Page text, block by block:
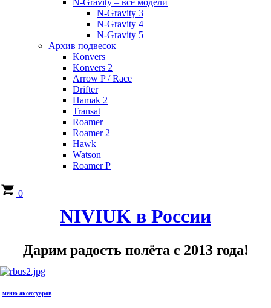
N-Gravity – все модели
N-Gravity 3
N-Gravity 4
N-Gravity 5
Архив подвесок
Konvers
Konvers 2
Arrow P / Race
Drifter
Hamak 2
Transat
Roamer
Roamer 2
Hawk
Watson
Roamer P
0
NIVIUK в России
Дарим радость полёта с 2013 года!
меню аксессуаров